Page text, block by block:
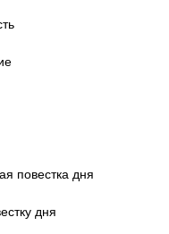
повестка дня
дня